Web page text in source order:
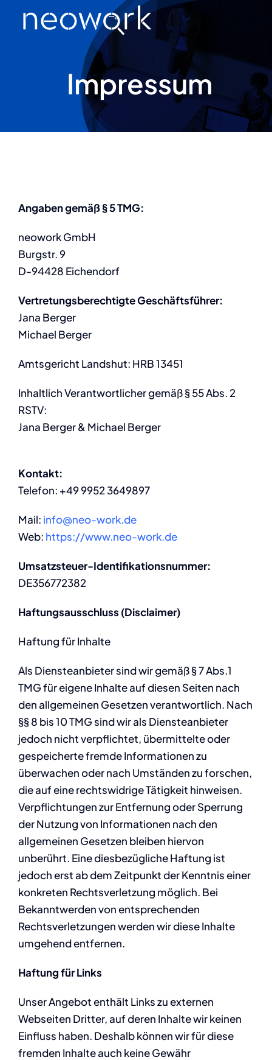
Impressum
Angaben gemäß § 5 TMG:
neowork GmbH
Burgstr. 9
D-94428 Eichendorf
Vertretungsberechtigte Geschäftsführer:
Jana Berger
Michael Berger
Amtsgericht Landshut: HRB 13451
Inhaltlich Verantwortlicher gemäß § 55 Abs. 2
RSTV:
Jana Berger & Michael Berger
Kontakt:
Telefon: +49 9952 3649897
Mail: info@neo-work.de
Web: https://www.neo-work.de
Umsatzsteuer-Identifikationsnummer:
DE356772382
Haftungsausschluss (Disclaimer)
Haftung für Inhalte
Als Diensteanbieter sind wir gemäß § 7 Abs.1
TMG für eigene Inhalte auf diesen Seiten nach
den allgemeinen Gesetzen verantwortlich. Nach
§§ 8 bis 10 TMG sind wir als Diensteanbieter
jedoch nicht verpflichtet, übermittelte oder
gespeicherte fremde Informationen zu
überwachen oder nach Umständen zu forschen,
die auf eine rechtswidrige Tätigkeit hinweisen.
Verpflichtungen zur Entfernung oder Sperrung
der Nutzung von Informationen nach den
allgemeinen Gesetzen bleiben hiervon
unberührt. Eine diesbezügliche Haftung ist
jedoch erst ab dem Zeitpunkt der Kenntnis einer
konkreten Rechtsverletzung möglich. Bei
Bekanntwerden von entsprechenden
Rechtsverletzungen werden wir diese Inhalte
umgehend entfernen.
Haftung für Links
Unser Angebot enthält Links zu externen
Webseiten Dritter, auf deren Inhalte wir keinen
Einfluss haben. Deshalb können wir für diese
fremden Inhalte auch keine Gewähr